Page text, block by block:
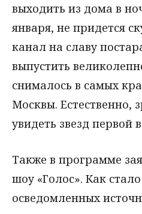
выходить из дома в
января, не придется
канал на славу
выпустить
снималось в самых
Москвы. Естественно,
увидеть звезд первой
Также в программе
шоу «Голос». Как
осведомленных